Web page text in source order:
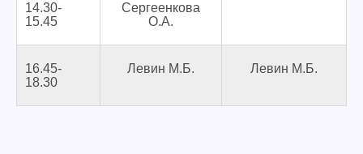
14.30-
15.45
Сергеенкова
О.А.
16.45-
18.30
Левин М.Б. Левин М.Б.